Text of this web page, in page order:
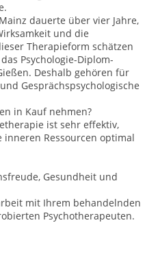
dauerte über vier Jahre,
und die
Therapieform schätzen
Psychologie-Diplom-
Deshalb gehören für
Gesprächspsychologische
in Kauf nehmen?
ist sehr effektiv,
Ressourcen optimal
Gesundheit und
mit Ihrem behandelnden
Psychotherapeuten.